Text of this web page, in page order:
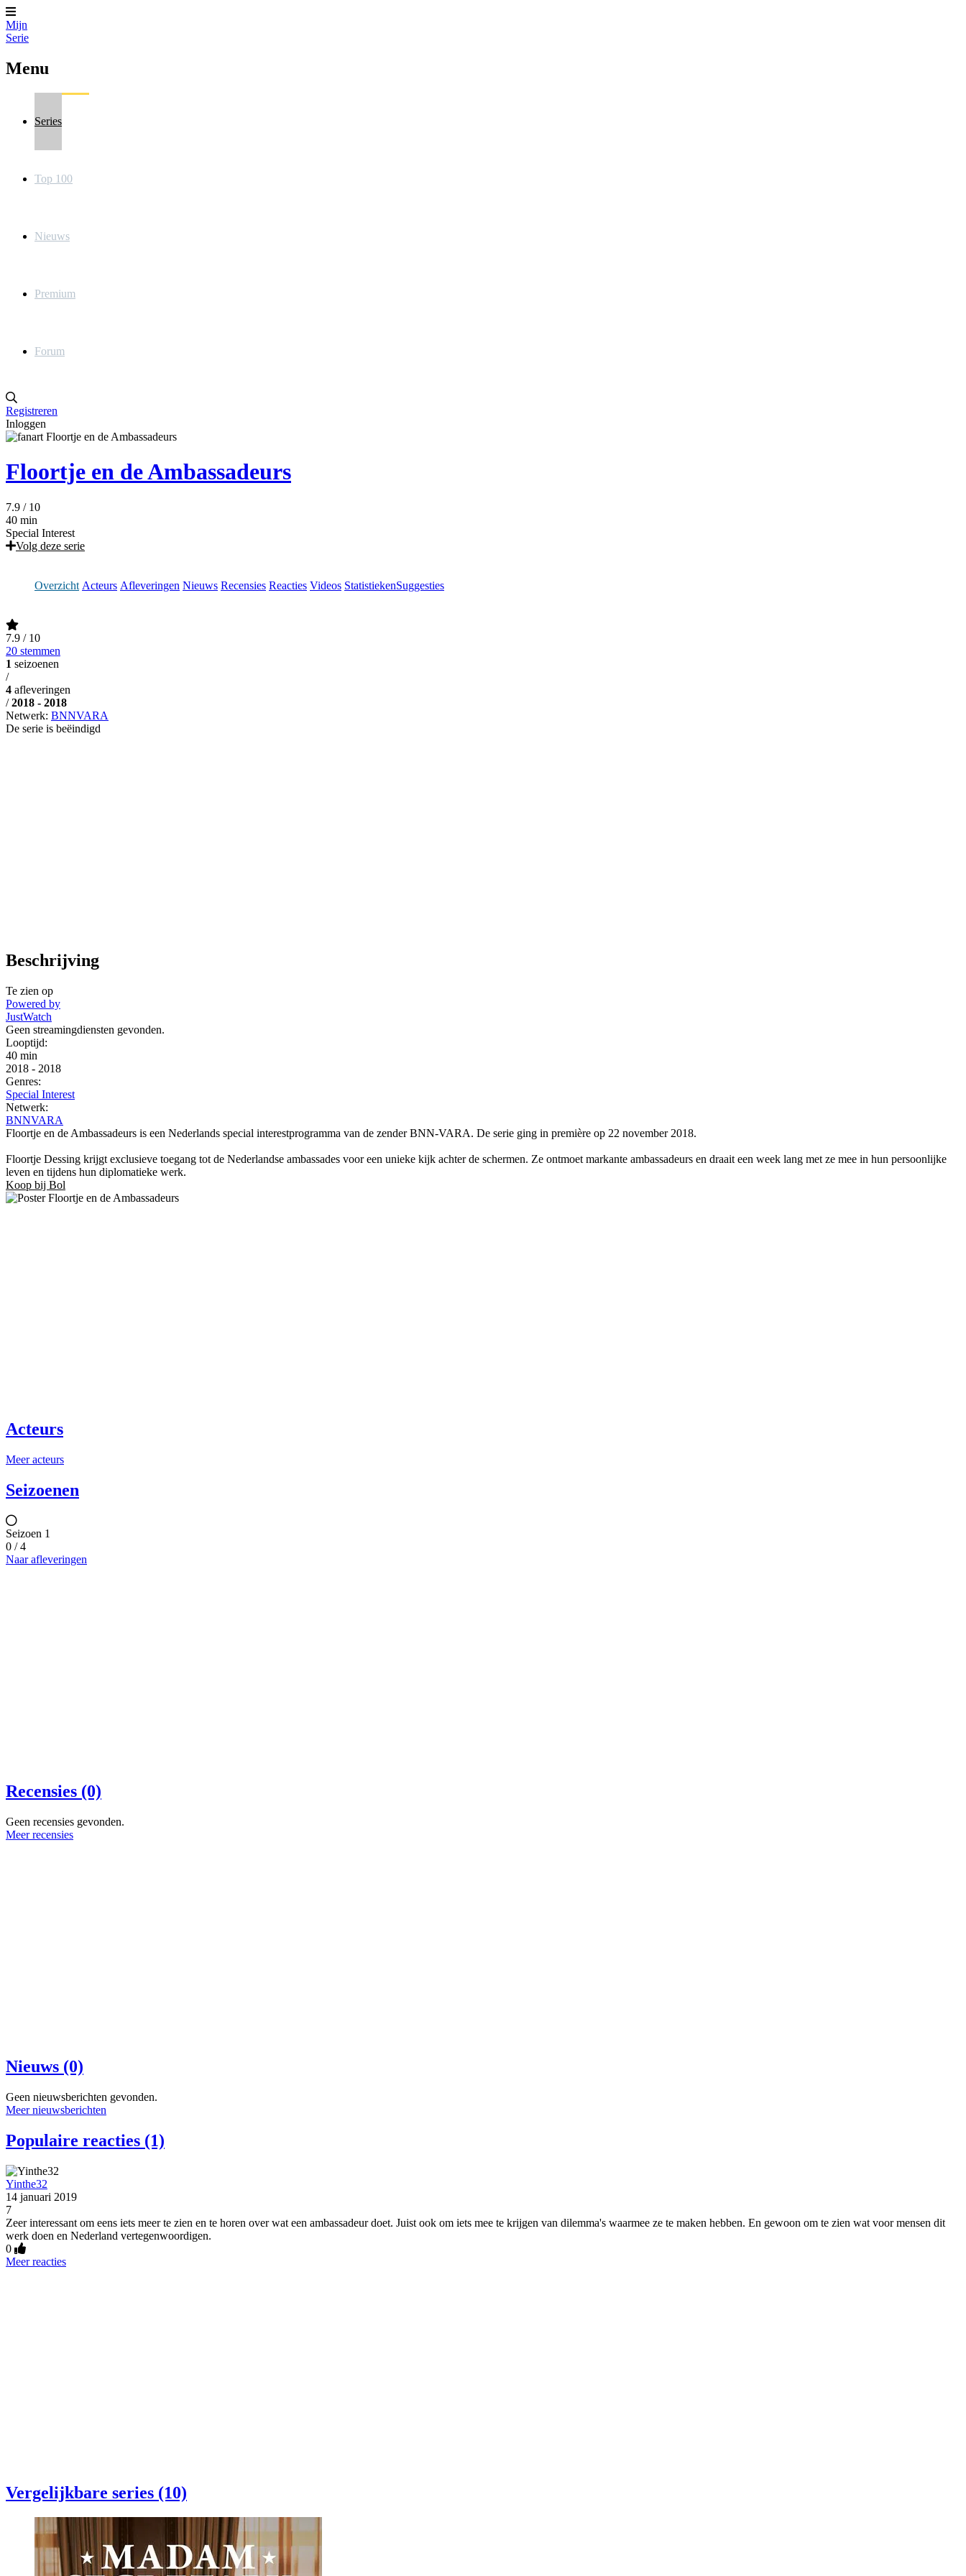
Mijn
Serie
Menu
Series
Top 100
Nieuws
Premium
Forum
Registreren
Inloggen
Floortje en de Ambassadeurs
7.9 / 10
40 min
Special Interest
Volg deze serie
Overzicht Acteurs Afleveringen Nieuws Recensies Reacties Videos StatistiekenSuggesties
7.9 / 10
20 stemmen
1 seizoenen
/
4 afleveringen
/ 2018 - 2018
Netwerk: BNNVARA
De serie is beëindigd
Beschrijving
Te zien op
Powered by
JustWatch
Geen streamingdiensten gevonden.
Looptijd:
40 min
2018 - 2018
Genres:
Special Interest
Netwerk:
BNNVARA
Floortje en de Ambassadeurs is een Nederlands special interestprogramma van de zender BNN-VARA. De serie ging in première op 22 november 2018.
Floortje Dessing krijgt exclusieve toegang tot de Nederlandse ambassades voor een unieke kijk achter de schermen. Ze ontmoet markante ambassadeurs en draait een week lang met ze mee in hun persoonlijke
leven en tijdens hun diplomatieke werk.
Koop bij Bol
Acteurs
Meer acteurs
Seizoenen
Seizoen 1
0 / 4
Naar afleveringen
Recensies (0)
Geen recensies gevonden.
Meer recensies
Nieuws (0)
Geen nieuwsberichten gevonden.
Meer nieuwsberichten
Populaire reacties (1)
Yinthe32
14 januari 2019
7
Zeer interessant om eens iets meer te zien en te horen over wat een ambassadeur doet. Juist ook om iets mee te krijgen van dilemma's waarmee ze te maken hebben. En gewoon om te zien wat voor mensen dit
werk doen en Nederland vertegenwoordigen.
0
Meer reacties
Vergelijkbare series (10)